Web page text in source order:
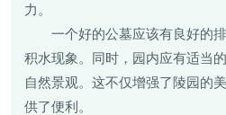
力。
一个好的公墓应该有良好的
积水现象。同时，园内应有适当
自然景观。这不仅增强了陵园的
供了便利。